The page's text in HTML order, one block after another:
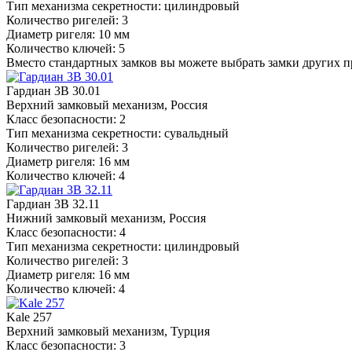
Тип механизма секретности: цилиндровый
Количество ригелей: 3
Диаметр ригеля: 10 мм
Количество ключей: 5
Вместо стандартных замков вы можете выбрать замки других
Гардиан 3В 30.01
Верхний замковый механизм, Россия
Класс безопасности: 2
Тип механизма секретности: сувальдный
Количество ригелей: 3
Диаметр ригеля: 16 мм
Количество ключей: 4
Гардиан 3В 32.11
Нижний замковый механизм, Россия
Класс безопасности: 4
Тип механизма секретности: цилиндровый
Количество ригелей: 3
Диаметр ригеля: 16 мм
Количество ключей: 4
Kale 257
Верхний замковый механизм, Турция
Класс безопасности: 3